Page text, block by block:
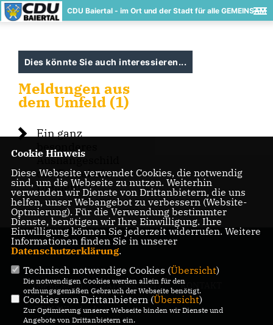
CDU Baiertal - im Ort und der Stadt für alle GEMEINSAM
Dies könnte Sie auch interessieren...
Meldungen aus
dem Umfeld (1)
Ein ganz
besonderes
Aushängeschild
der Gemeinde
Dielheim
IMPRESSUM DATENSCHUTZ KONTAKT
CDU Wiesloch
Cookie Hinweis
Diese Webseite verwendet Cookies, die notwendig
sind, um die Webseite zu nutzen. Weiterhin
verwenden wir Dienste von Drittanbietern, die uns
helfen, unser Webangebot zu verbessern (Website-
Optmierung). Für die Verwendung bestimmter
Dienste, benötigen wir Ihre Einwilligung. Ihre
Einwilligung können Sie jederzeit widerrufen. Weitere
Informationen finden Sie in unserer
Datenschutzerklärung.
Technisch notwendige Cookies (Übersicht)
Die notwendigen Cookies werden allein für den
ordnungsgemäßen Gebrauch der Webseite benötigt.
Cookies von Drittanbietern (Übersicht)
Zur Optimierung unserer Webseite binden wir Dienste und
Angebote von Drittanbietern ein.